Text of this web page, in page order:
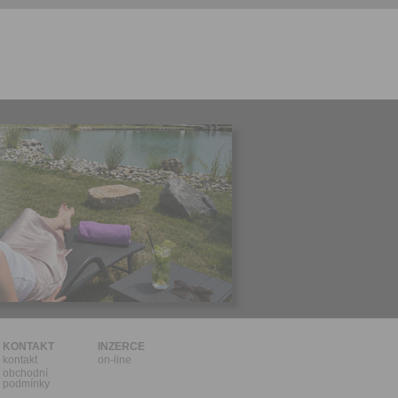
KONTAKT
kontakt
obchodní
podmínky
INZERCE
on-line
sdělení
v Praze.
let, nebo
pro tento
starší 16
s